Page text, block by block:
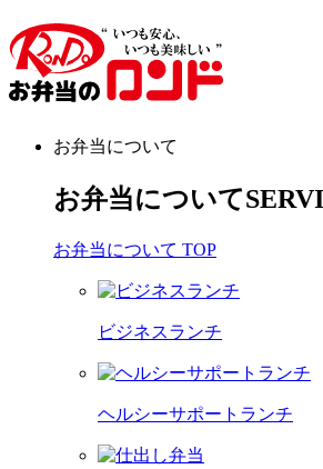
お弁当について
お弁当について
お弁当について TOP
ビジネスランチ
ヘルシーサポートランチ